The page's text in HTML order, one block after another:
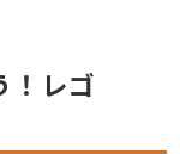
！レゴ